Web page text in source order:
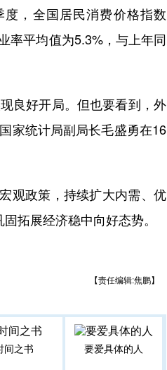
，全国居民消费价格指数
率平均值为5.3%，与上年同
良好开局。但也要看到，外
家统计局副局长毛盛勇在16
观政策，持续扩大内需、优
拓展经济稳中向好态势。
【责任编辑:焦鹏】
间之书 要爱具体的人